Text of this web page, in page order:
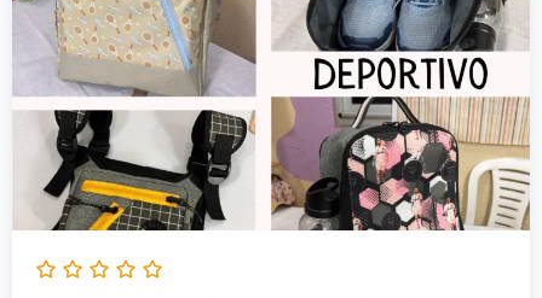
original
era:
$ 39.800,00.
actual
es:
$ 19.900,00.